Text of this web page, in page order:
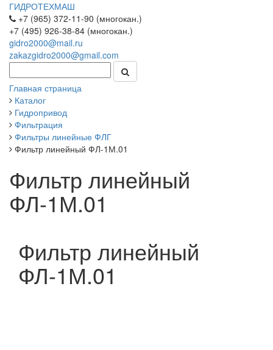
ГИДРОТЕХМАШ
+7 (965) 372-11-90 (многокан.)
+7 (495) 926-38-84 (многокан.)
gidro2000@mail.ru
zakazgidro2000@gmail.com
Главная страница
Каталог
Гидропривод
Фильтрация
Фильтры линейные ФЛГ
Фильтр линейный ФЛ-1М.01
Фильтр линейный
ФЛ-1М.01
Фильтр линейный
ФЛ-1М.01